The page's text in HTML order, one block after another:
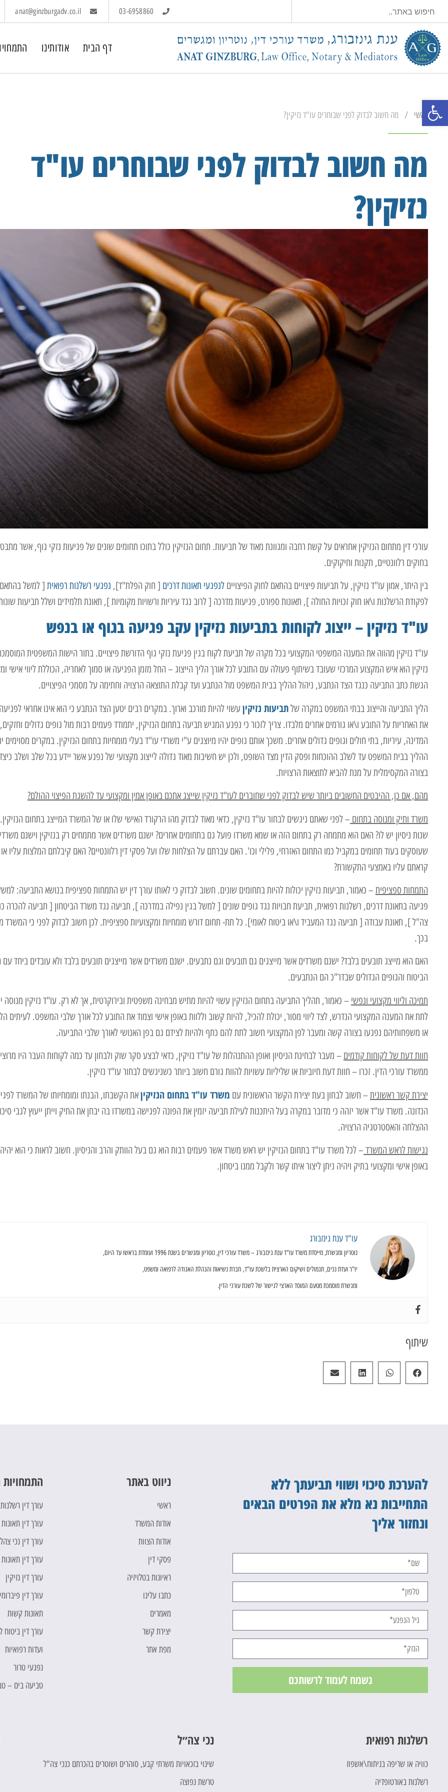
03-6958860
anat@ginzburgadv.co.il
דף הבית אודותינו
ראשי / מה חשוב לבדוק לפני שבוחרים עו"ד נזיקין?
מה חשוב לבדוק לפני שבוחרים עו"ד
נזיקין?
עורכי דין מתחום הנזיקין אחראים על קשת רחבה ומגוונת מאוד של תביעות. תחום הנזיקין כולל בתוכו תחומים שונים של פגיעות נזקי גוף, אשר
בחוקים רלוונטיים, תקנות וחיקוקים.
בין היתר, אמון עו"ד נזיקין, על תביעות פיצויים בהתאם לחוק הפיצויים לנפגעי תאונות דרכים [ חוק הפלת"ד], נפגעי רשלנות רפואית [ למשל בהתאם
לפקודת הרשלנות ו\או חוק זכויות החולה ], תאונות ספורט, פגיעות מדרכה [ לרוב נגד עיריות ורשויות מקומיות ], תאונת תלמידים ושלל תביעות
עו"ד נזיקין – ייצוג לקוחות בתביעות נזיקין עקב פגיעה בגוף או בנפש
עו"ד נזיקין מהווה את המענה המשפטי המקצועי בכל מקרה של תביעת לקוח בגין פגיעת נזקי גוף הדורשת פיצויים. בתור הישות המשפטית
נזיקין הוא איש המקצוע המרכזי שעובד בשיתוף פעולה עם התובע לכל אורך הליך הייצוג – החל מזמן הפגיעה או סמוך לאחריה, הכוללת ליווי אישי
הגשת כתב התביעה כנגד הצד הנתבע, ניהול ההליך בבית המשפט מול הנתבע ועד קבלת התוצאה הרצויה וחתימה על מסמכי הפיצויים.
הליך התביעה והייצוג בבתי המשפט במקרה שלתביעות נזיקיןעשוי להיות מורכב וארוך. במקרים רבים יטען הצד הנתבע כי הוא אינו אחראי
את האחריות על התובע ו\או גורמים אחרים מלבדו. צריך לזכור כי נפגע המגיש תביעה בתחום הנזיקין, יתמודד פעמים רבות מול גופים גדולים
המדינה, עיריות, בתי חולים וגופים גדולים אחרים. משכך אותם גופים יהיו מיוצגים ע"י משרדי עו"ד בעלי מומחיות בתחום הנזיקין. במקרים מסוימים
ההליך בבית המשפט עד לשלב ההוכחות ופסק הדין מצד השופט, ולכן יש חשיבות מאוד גדולה לייצוג מקצועי של נפגע אשר יידע בכל שלב ושלב
בצורה המקסימלית על מנת להביא לתוצאות הרצויות.
מהם, אם כן, ההיבטים החשובים ביותר שיש לבדוק לפני שחוברים לעו"ד נזיקין שייצג אתכם באופן אמין ומקצועי עד להשגת הפיצוי ההולם?
משרד ותיק ומנוסה בתחום – לפני שאתם ניגשים לבחור עו"ד נזיקין, כדאי מאוד לבדוק מהו הרקורד האישי שלו או של המשרד המייצג בתחום
שנות ניסיון יש לו? האם הוא מתמחה רק בתחום הזה או שמא משרדו פועל גם בתחומים אחרים? ישנם משרדים אשר מתמחים רק בנזיקין וישנם
שעוסקים בעוד תחומים במקביל כמו התחום האזרחי, פלילי וכו'. האם עברתם על הצלחות שלו ועל פסקי דין רלוונטיים? האם קיבלתם המלצות עליו או
קראתם עליו באמצעי התקשורת?
התמחות ספציפית – כאמור, תביעות נזיקין יכולות להיות בתחומים שונים. חשוב לבדוק כי לאותו עורך דין יש התמחות ספציפית בנושא התביעה:
פגיעה בתאונת דרכים, רשלנות רפואית, תביעת חבויות נגד גופים שונים [ למשל בגין נפילה במדרכה ], תביעה נגד משרד הביטחון [ תביעה להכרה
צה"ל ], תאונת עבודה [ תביעה נגד המעביד ו\או ביטוח לאומי]. כל תת- תחום דורש מומחיות ומקצועיות ספציפית. לכן חשוב לבדוק לפני כי
בכך.
האם הוא מייצג תובעים בלבד? ישנם משרדים אשר מייצגים גם תובעים וגם נתבעים. ישנם משרדים אשר מייצגים תובעים בלבד ולא עובדים ביחד עם
הביטוח והגופים הגדולים שבדר"כ הם הנתבעים.
תמיכה וליווי מקצועי ונפשי – כאמור, תהליך התביעה בתחום הנזיקין עשוי להיות מתיש מבחינה משפטית ובירוקרטית, אך לא רק. עו"ד נזיקין מנוסה
לתת את המענה המקצועי הנדרש, לצד ליווי מסור, יכולת להכיל, להיות קשוב וללוות באופן אישי וצמוד את התובע לכל אורך שלבי המשפט. לעיתים
או משפחותיהם נפגעו בצורה קשה ומעבר לפן המקצועי חשוב לתת להם כתף ולהיות לצידם גם בפן האנושי לאורך שלבי התביעה.
חוות דעת של לקוחות קודמים – מעבר לבחינת הניסיון ואופן ההתנהלות של עו"ד נזיקין, כדאי לבצע סקר שוק ולבחון עד כמה לקוחות העבר היו
ממשרד עורכי הדין. זכרו – חוות דעת חיוביות או שליליות עשויות להוות גורם חשוב ביותר כשניגשים לבחור עו"ד נזיקין.
יצירת קשר ראשונית – חשוב לבחון בעת יצירת הקשר הראשונית עם משרד עו"ד בתחום הנזיקיןאת הקשבתו, הבנתו ומומחיותו של המשרד
הנדונה. משרד עו"ד אשר יזהה כי מדובר במקרה בעל היתכנות לעילת תביעה יזמין את הפונה לפגישה במשרדו בה יבחן את התיק וייתן ייעוץ לגבי
ההצלחה והאסטרטגיה הרצויה.
נגישות לראש המשרד – לכל משרד עו"ד בתחום הנזיקין יש ראש משרד אשר פעמים רבות הוא גם בעל הוותק והרב והניסיון. חשוב לראות כי הוא
באופן אישי ומקצועי בתיק ויהיה ניתן ליצור איתו קשר ולקבל ממנו ביטחון.
עו"ד ענת גינזבורג
נוטריון ומגשרת, מייסדת משרד עו"ד ענת גינזבורג – משרד עורכי דין, נוטריון ומגשרים בשנת 1996 ועומדת בראשו עד היום,
יו"ר ועדת נכים, תגמולים ושיקום הארצית בלשכת עו"ד, חברת נשיאות והנהלת האגודה לרפואה ומשפט,
ומגשרת מוסמכת מטעם המוסד הארצי לגישור של לשכת עורכי הדין.
שיתוף
להערכת סיכוי ושווי תביעתך ללא
התחייבות נא מלא את הפרטים הבאים
ונחזור אליך
נשמח לעמוד לרשותכם
ניווט באתר
ראשי
אודות המשרד
אודות הצוות
פסקי דין
ראיונות בטלויזיה
כתבו עלינו
מאמרים
יצירת קשר
מפת אתר
עורך דין
עורך דין
עורך דין נכי צהל
עורך דין
עורך דין נזיקין
עורך דין
תאונות קשות
עורך דין
ועדות רפואיות
נפגעי טרור
טביעה בים –
רשלנות רפואית
כוויה או שריפה בניתוח\אשפוז
רשלנות באורטופדיה
נכי צה״ל
שינוי בזכאויות משרתי קבע, סוהרים ושוטרים בהכרתם כנכי צה"ל
טרשת נפוצה
פתח סרגל נגישות